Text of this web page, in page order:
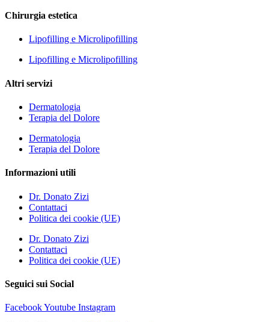
Chirurgia estetica
Lipofilling e Microlipofilling
Lipofilling e Microlipofilling
Altri servizi
Dermatologia
Terapia del Dolore
Dermatologia
Terapia del Dolore
Informazioni utili
Dr. Donato Zizi
Contattaci
Politica dei cookie (UE)
Dr. Donato Zizi
Contattaci
Politica dei cookie (UE)
Seguici sui Social
FacebookYoutube Instagram